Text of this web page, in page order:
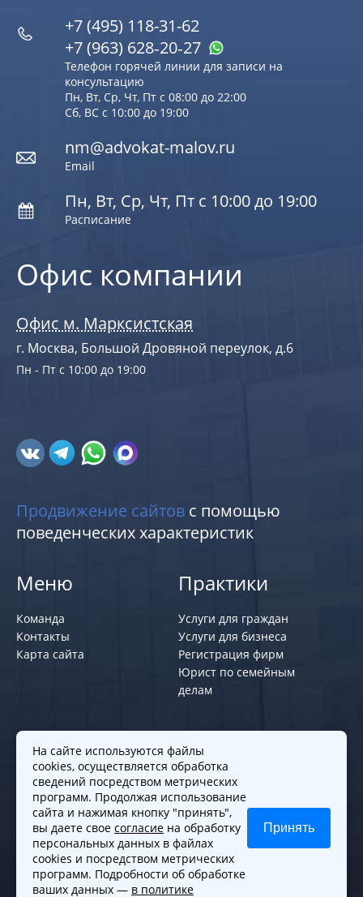
Офис компании
Офис м. Марксистская
г. Москва, Большой Дровяной переулок, д.6
Пн - Пт с 10:00 до 19:00
+7 (495) 118-31-62
+7 (963) 628‑20‑27
Телефон горячей линии для записи на
консультацию
Пн, Вт, Ср, Чт, Пт с 08:00 до 22:00
Сб, ВС с 10:00 до 19:00
nm@advokat-malov.ru
Email
Пн, Вт, Ср, Чт, Пт с 10:00 до 19:00
Расписание
Продвижение сайтов с помощью
поведенческих характеристик
Меню
Команда
Контакты
Карта сайта
Практики
Услуги для граждан
Услуги для бизнеса
Регистрация фирм
Юрист по семейным
делам
Политики и правила
Политика обработки персональных
данных
Согласие на обработку cookies
Согласие на обработку персональных
данных
На сайте используются файлы
cookies, осуществляется обработка
сведений посредством метрических
программ. Продолжая использование
сайта и нажимая кнопку "принять",
вы даете свое согласие на обработку
персональных данных в файлах
cookies и посредством метрических
программ. Подробности об обработке
ваших данных — в политике
Принять